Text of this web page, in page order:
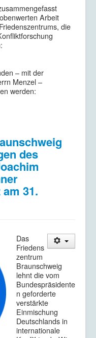
Arbeit
die
– mit der
Menzel –
werden:
des
31.
Das
Friedens
zentrum
Braunschweig
lehnt die vom
Bundespräsidente
n geforderte
verstärkte
Einmischung
Deutschlands in
internationale